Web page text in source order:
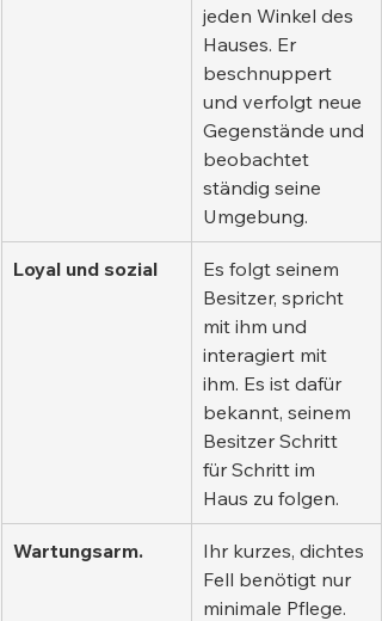
jeden Winkel des
Hauses. Er
beschnuppert
und verfolgt neue
Gegenstände und
beobachtet
ständig seine
Umgebung.
Loyal und sozial
Es folgt seinem
Besitzer, spricht
mit ihm und
interagiert mit
ihm. Es ist dafür
bekannt, seinem
Besitzer Schritt
für Schritt im
Haus zu folgen.
Wartungsarm.
Ihr kurzes, dichtes
Fell benötigt nur
minimale Pflege.